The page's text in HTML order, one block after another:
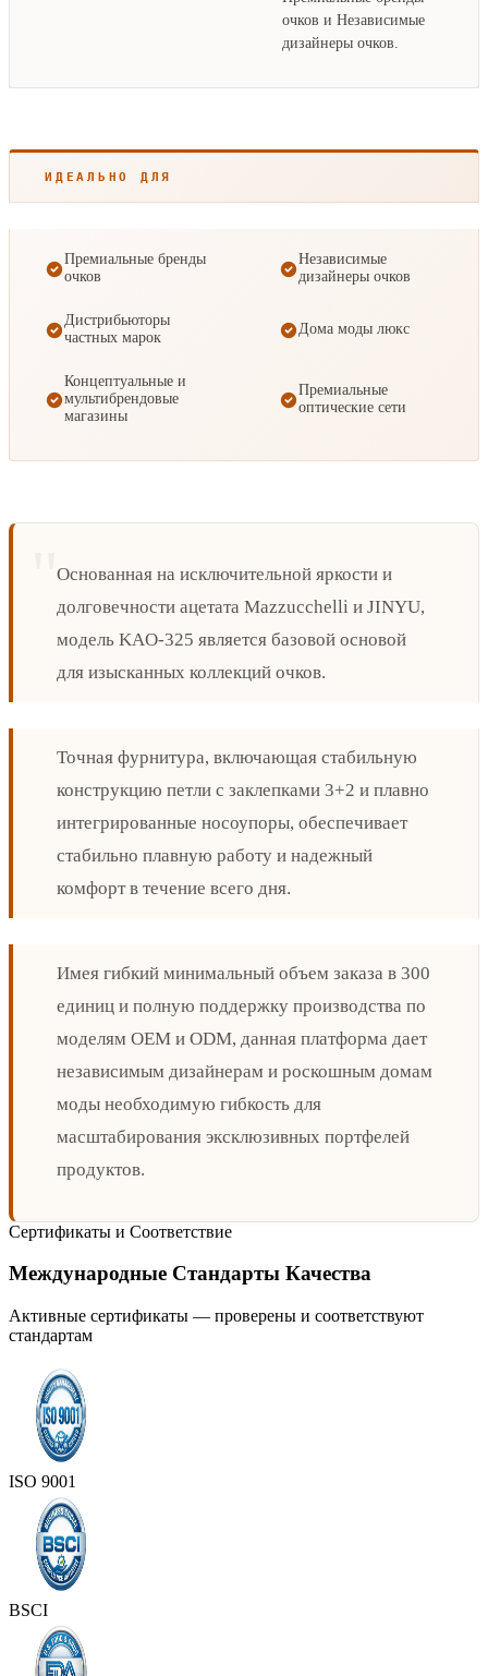
очков и Независимые
дизайнеры очков.
ИДЕАЛЬНО ДЛЯ
Премиальные бренды
очков
Независимые
дизайнеры очков
Дистрибьюторы
частных марок
Дома моды люкс
Концептуальные и
мультибрендовые
магазины
Премиальные
оптические сети
Основанная на исключительной яркости и
долговечности ацетата Mazzucchelli и JINYU,
модель KAO-325 является базовой основой
для изысканных коллекций очков.
Точная фурнитура, включающая стабильную
конструкцию петли с заклепками 3+2 и плавно
интегрированные носоупоры, обеспечивает
стабильно плавную работу и надежный
комфорт в течение всего дня.
Имея гибкий минимальный объем заказа в 300
единиц и полную поддержку производства по
моделям OEM и ODM, данная платформа дает
независимым дизайнерам и роскошным домам
моды необходимую гибкость для
масштабирования эксклюзивных портфелей
продуктов.
Сертификаты и Соответствие
Международные Стандарты Качества
Активные сертификаты — проверены и соответствуют
стандартам
ISO 9001
BSCI